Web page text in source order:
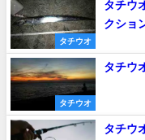
タチウオ
タチウ
クショ
タチウオ
タチウ
タチウ